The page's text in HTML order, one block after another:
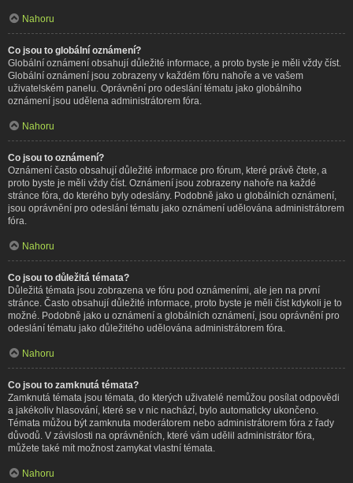
Nahoru
Co jsou to globální oznámení?
Globální oznámení obsahují důležité informace, a proto byste je měli vždy číst.
Globální oznámení jsou zobrazeny v každém fóru nahoře a ve vašem
uživatelském panelu. Oprávnění pro odeslání tématu jako globálního
oznámení jsou udělena administrátorem fóra.
Nahoru
Co jsou to oznámení?
Oznámení často obsahují důležité informace pro fórum, které právě čtete, a
proto byste je měli vždy číst. Oznámení jsou zobrazeny nahoře na každé
stránce fóra, do kterého byly odeslány. Podobně jako u globálních oznámení,
jsou oprávnění pro odeslání tématu jako oznámení udělována administrátorem
fóra.
Nahoru
Co jsou to důležitá témata?
Důležitá témata jsou zobrazena ve fóru pod oznámeními, ale jen na první
stránce. Často obsahují důležité informace, proto byste je měli číst kdykoli je to
možné. Podobně jako u oznámení a globálních oznámení, jsou oprávnění pro
odeslání tématu jako důležitého udělována administrátorem fóra.
Nahoru
Co jsou to zamknutá témata?
Zamknutá témata jsou témata, do kterých uživatelé nemůžou posílat odpovědi
a jakékoliv hlasování, které se v nic nachází, bylo automaticky ukončeno.
Témata můžou být zamknuta moderátorem nebo administrátorem fóra z řady
důvodů. V závislosti na oprávněních, které vám udělil administrátor fóra,
můžete také mít možnost zamykat vlastní témata.
Nahoru